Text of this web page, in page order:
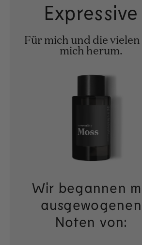
Expressive
Für mich und die vielen
mich herum.
Wir begannen
ausgewogenen
Noten von: